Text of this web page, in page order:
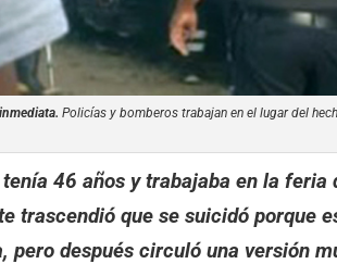
Policías y bomberos trabajan en el lugar del
46 años y trabajaba en la feria
trascendió que se suicidó porque
pero después circuló una versión